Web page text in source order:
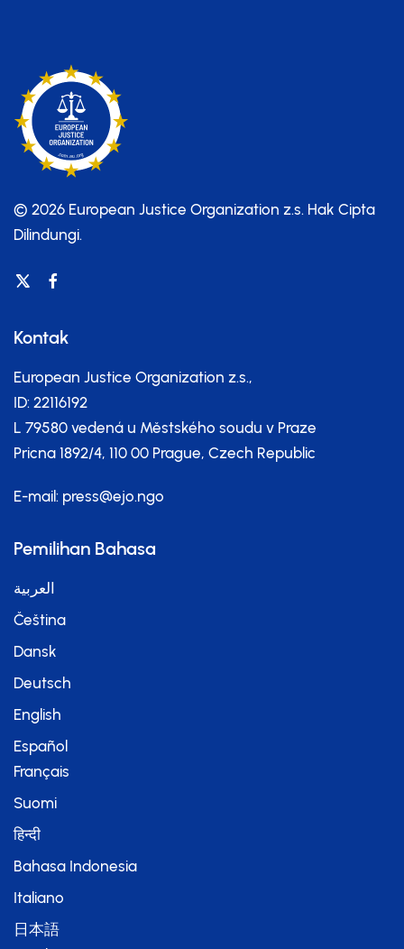
© 2026 European Justice Organization z.s. Hak Cipta
Dilindungi.
Kontak
European Justice Organization z.s.,
ID: 22116192
L 79580 vedená u Městského soudu v Praze
Pricna 1892/4, 110 00 Prague, Czech Republic
E-mail: press@ejo.ngo
Pemilihan Bahasa
العربية
Čeština
Dansk
Deutsch
English
Español
Français
Suomi
हिन्दी
Bahasa Indonesia
Italiano
日本語